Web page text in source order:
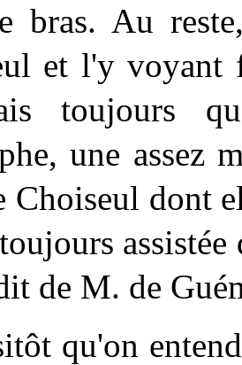
bras. Au
et l'y voyant
toujours
une assez
Choiseul dont
de M. de
qu'on